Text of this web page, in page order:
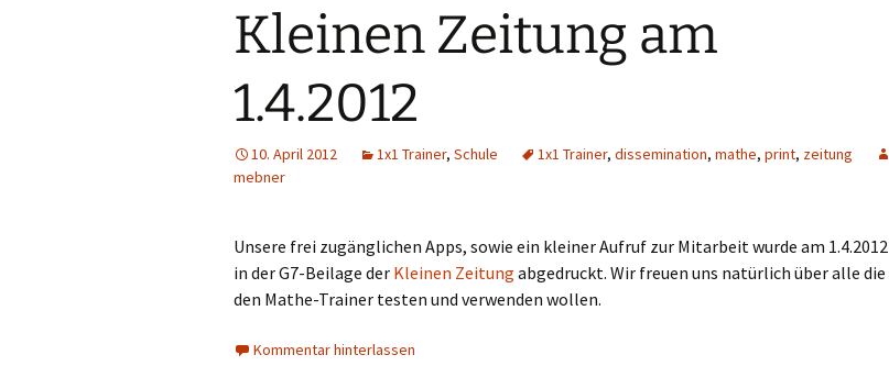
Kleinen Zeitung am
1.4.2012
10. April 2012 1x1 Trainer, Schule 1x1 Trainer, dissemination, mathe, print, zeitung
mebner
Unsere frei zugänglichen Apps, sowie ein kleiner Aufruf zur Mitarbeit wurde am 1.4.2012
in der G7-Beilage der Kleinen Zeitung abgedruckt. Wir freuen uns natürlich über alle die
den Mathe-Trainer testen und verwenden wollen.
Kommentar hinterlassen